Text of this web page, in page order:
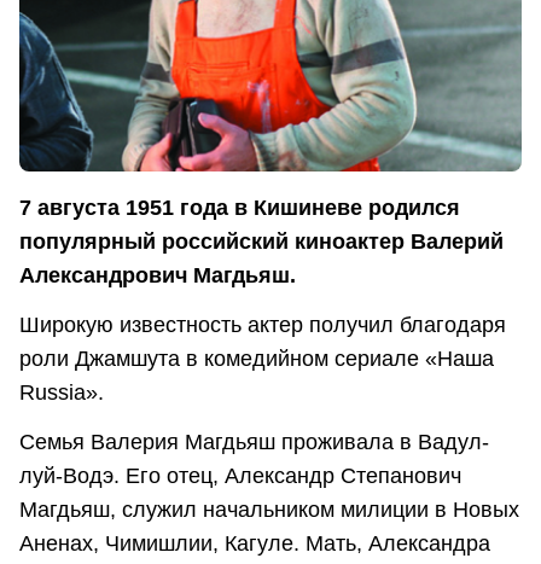
7 августа 1951 года в Кишиневе родился
популярный российский киноактер Валерий
Александрович Магдьяш.
Широкую известность актер получил благодаря
роли Джамшута в комедийном сериале «Наша
Russia».
Семья Валерия Магдьяш проживала в Вадул-
луй-Водэ. Его отец, Александр Степанович
Магдьяш, служил начальником милиции в Новых
Аненах, Чимишлии, Кагуле. Мать, Александра